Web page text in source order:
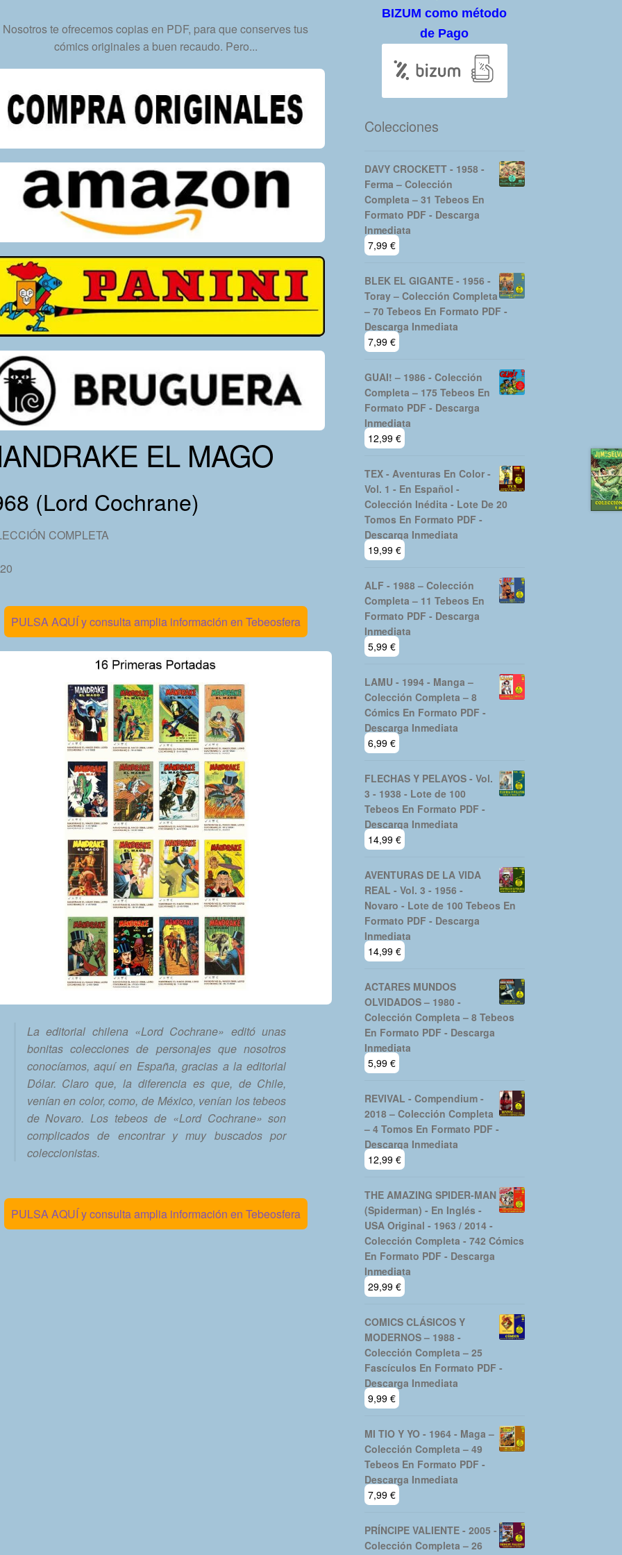
-
Descarga
Nosotros te ofrecemos copias en PDF, para que conserves tus
cómics originales a buen recaudo. Pero...
EL MAGO
(Lord Cochrane)
COMPLETA
PULSA AQUÍ y consulta amplia información en Tebeosfera
La editorial chilena «Lord Cochrane» editó unas
bonitas colecciones de personajes que nosotros
conocíamos, aquí en España, gracias a la editorial
Dólar. Claro que, la diferencia es que, de Chile,
venían en color, como, de México, venían los tebeos
de Novaro. Los tebeos de «Lord Cochrane» son
complicados de encontrar y muy buscados por
coleccionistas.
PULSA AQUÍ y consulta amplia información en Tebeosfera
BIZUM como método
de Pago
Colecciones
DAVY CROCKETT - 1958 -
Ferma – Colección
Completa – 31 Tebeos En
Formato PDF - Descarga
Inmediata
7,99 €
BLEK EL GIGANTE - 1956 -
Toray – Colección Completa
– 70 Tebeos En Formato PDF -
Descarga Inmediata
7,99 €
GUAI! – 1986 - Colección
Completa – 175 Tebeos En
Formato PDF - Descarga
Inmediata
12,99 €
TEX - Aventuras En Color -
Vol. 1 - En Español -
Colección Inédita - Lote De 20
Tomos En Formato PDF -
Descarga Inmediata
19,99 €
ALF - 1988 – Colección
Completa – 11 Tebeos En
Formato PDF - Descarga
Inmediata
5,99 €
LAMU - 1994 - Manga –
Colección Completa – 8
Cómics En Formato PDF -
Descarga Inmediata
6,99 €
FLECHAS Y PELAYOS - Vol.
3 - 1938 - Lote de 100
Tebeos En Formato PDF -
Descarga Inmediata
14,99 €
AVENTURAS DE LA VIDA
REAL - Vol. 3 - 1956 -
Novaro - Lote de 100 Tebeos En
Formato PDF - Descarga
Inmediata
14,99 €
ACTARES MUNDOS
OLVIDADOS – 1980 -
Colección Completa – 8 Tebeos
En Formato PDF - Descarga
Inmediata
5,99 €
REVIVAL - Compendium -
2018 – Colección Completa
– 4 Tomos En Formato PDF -
Descarga Inmediata
12,99 €
THE AMAZING SPIDER-MAN
(Spiderman) - En Inglés -
USA Original - 1963 / 2014 -
Colección Completa - 742 Cómics
En Formato PDF - Descarga
Inmediata
29,99 €
COMICS CLÁSICOS Y
MODERNOS – 1988 -
Colección Completa – 25
Fascículos En Formato PDF -
Descarga Inmediata
9,99 €
MI TIO Y YO - 1964 - Maga –
Colección Completa – 49
Tebeos En Formato PDF -
Descarga Inmediata
7,99 €
PRÍNCIPE VALIENTE - 2005 -
Colección Completa – 26